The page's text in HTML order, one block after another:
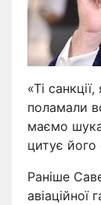
«Ті
поламали
маємо
цитує його
Раніше
авіаційної